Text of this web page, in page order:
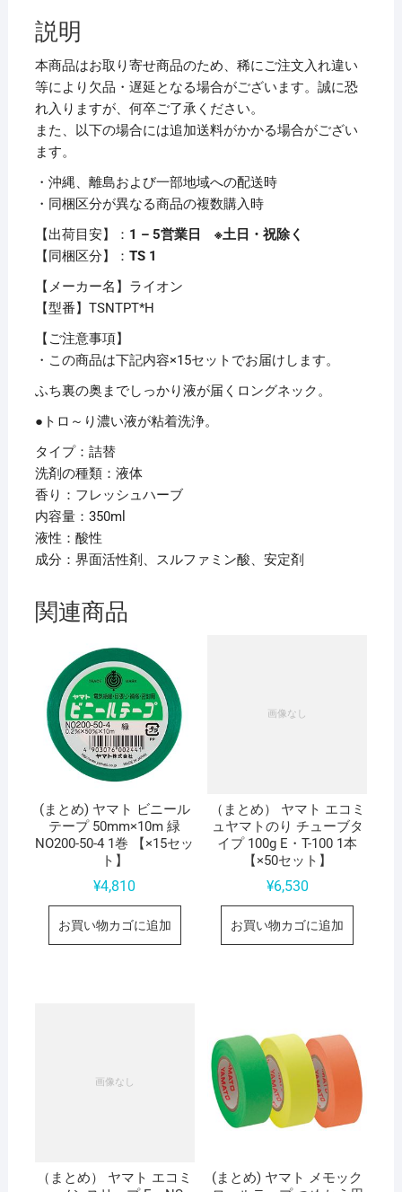
つ
め
か
350ml
1
個
【×15
セ
ッ
個
説明
本商品はお取り寄せ商品のため、稀にご注文入れ違い
等により欠品・遅延となる場合がございます。誠に恐
れ入りますが、何卒ご了承ください。
また、以下の場合には追加送料がかかる場合がござい
ます。
・沖縄、離島および一部地域への配送時
・同梱区分が異なる商品の複数購入時
【出荷目安】： 1 – 5営業日 ※土日・祝除く
【同梱区分】： TS 1
【メーカー名】ライオン
【型番】TSNTPT*H
【ご注意事項】
・この商品は下記内容×15セットでお届けします。
ふち裏の奥までしっかり液が届くロングネック。
●トロ～り濃い液が粘着洗浄。
タイプ：詰替
洗剤の種類：液体
香り：フレッシュハーブ
内容量：350ml
液性：酸性
成分：界面活性剤、スルファミン酸、安定剤
関連商品
(まとめ) ヤマト ビニール
テープ 50mm×10m 緑
NO200-50-4 1巻 【×15セッ
ト】
¥4,810
お買い物カゴに追加
（まとめ） ヤマト エコミ
ュヤマトのり チューブタ
イプ 100g E・T-100 1本
【×50セット】
¥6,530
お買い物カゴに追加
（まとめ） ヤマト エコミ
(まとめ) ヤマト メモック